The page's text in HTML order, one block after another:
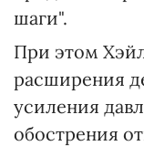
шаги".
При этом
расширения
усиления
обострения